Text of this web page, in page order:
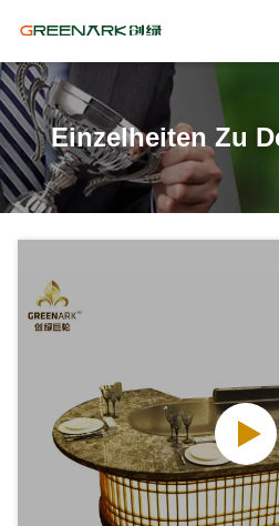
Einzelheiten Zu